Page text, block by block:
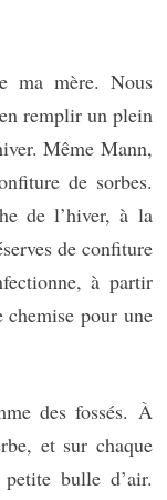
ma mère. Nous
remplir un plein
Même Mann,
de sorbes.
de l’hiver, à la
de confiture
à partir
chemise pour une
des fossés. À
et sur chaque
bulle d’air.